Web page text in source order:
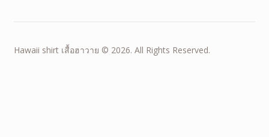
Hawaii shirt เสื้อฮาวาย © 2026. All Rights Reserved.